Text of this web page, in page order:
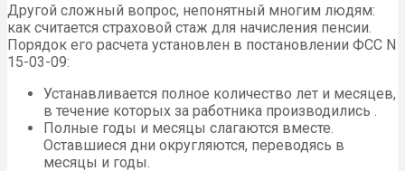
Другой сложный вопрос, непонятный многим людям:
как считается страховой стаж для начисления пенсии.
Порядок его расчета установлен в постановлении ФСС N
15-03-09:
Устанавливается полное количество лет и месяцев,
в течение которых за работника производились .
Полные годы и месяцы слагаются вместе.
Оставшиеся дни округляются, переводясь в
месяцы и годы.